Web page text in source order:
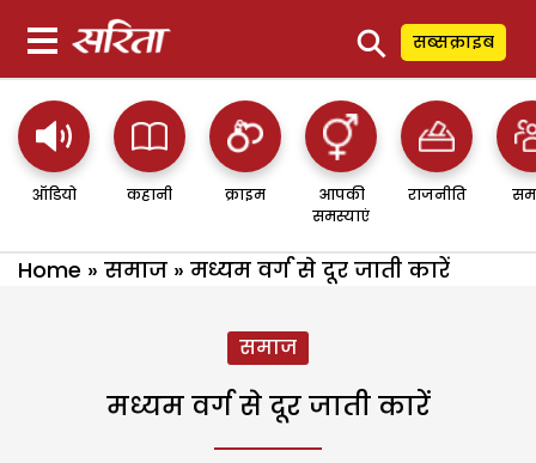
⚲ सब्सक्राइब
ऑडियो कहानी क्राइम
आपकी
समस्याएं
राजनीति
Home » समाज » मध्यम वर्ग से दूर जाती कारें
समाज
मध्यम वर्ग से दूर जाती कारें